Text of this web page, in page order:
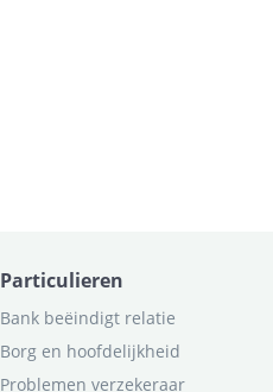
Particulieren
Bank beëindigt relatie
Borg en hoofdelijkheid
Problemen verzekeraar